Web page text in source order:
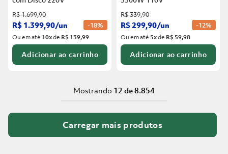
R$1.699,90
R$ 1.399,90/un -18%
Ou em até 10xde R$ 139,99
Adicionar ao carrinho
R$339,90
R$299,90/un -12%
Ou em até5xde R$ 59,98
Adicionar ao carrinho
Mostrando 12 de 8.854